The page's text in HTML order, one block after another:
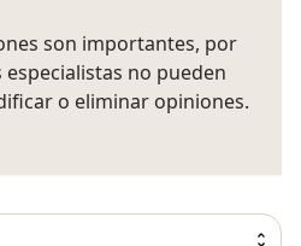
son importantes, por
no pueden
o eliminar opiniones.